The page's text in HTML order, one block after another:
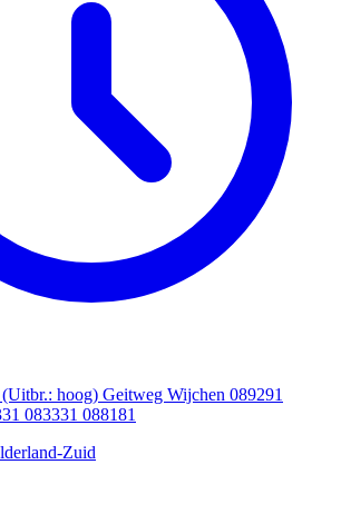
hoog) Geitweg Wijchen 089291
083331 088181
Zuid